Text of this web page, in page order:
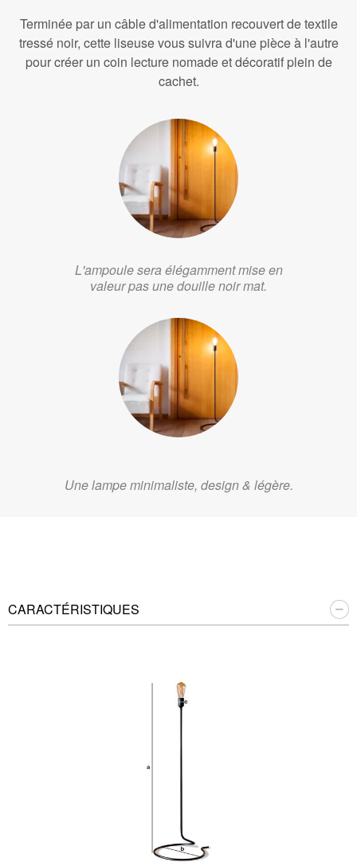
Terminée par un câble d'alimentation recouvert de textile
tressé noir, cette liseuse vous suivra d'une pièce à l'autre
pour créer un coin lecture nomade et décoratif plein de
cachet.
L'ampoule sera élégamment mise en
valeur pas une douille noir mat.
Une lampe minimaliste, design & légère.
CARACTÉRISTIQUES